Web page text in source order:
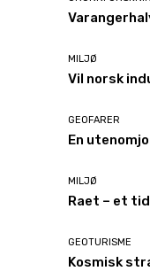
MILJØ
Vil norsk
GEOFARER
En
MILJØ
Raet – et
GEOTURISME
Kosmisk